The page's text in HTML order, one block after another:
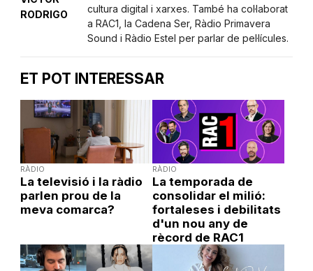
RODRIGO
cultura digital i xarxes. També ha col·laborat
a RAC1, la Cadena Ser, Ràdio Primavera
Sound i Ràdio Estel per parlar de pel·lícules.
ET POT INTERESSAR
RÀDIO
La televisió i la ràdio
parlen prou de la
meva comarca?
RÀDIO
La temporada de
consolidar el milió:
fortaleses i debilitats
d'un nou any de
rècord de RAC1